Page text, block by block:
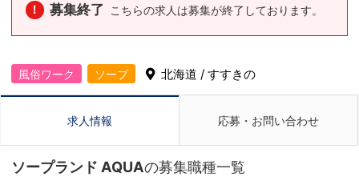
！ 募集終了 こちらの求人は募集が終了しております。
風俗ワーク ソープ 北海道 / すすきの
求人情報 応募・お問い合わせ
ソープランド AQUAの募集職種一覧